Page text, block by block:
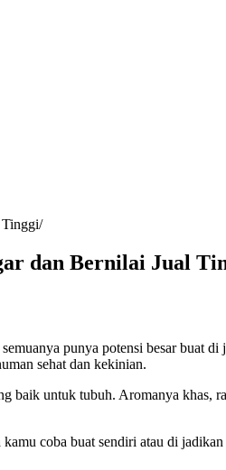
dan Bernilai Jual
punya potensi besar buat
sehat dan kekinian.
baik untuk tubuh. Aromanya khas,
coba buat sendiri atau di jadikan